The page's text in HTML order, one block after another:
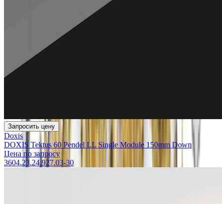
Запросить цену
Doxis
DOXIS Tektus 60 Pendel LL Single Module 150mm Down
Цена по запросу
3604.23.24.927.03-30